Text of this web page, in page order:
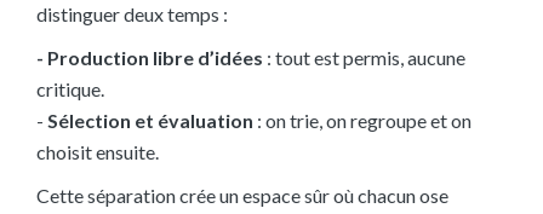
distinguer deux temps :
- Production libre d’idées : tout est permis, aucune
critique.
- Sélection et évaluation : on trie, on regroupe et on
choisit ensuite.
Cette séparation crée un espace sûr où chacun ose